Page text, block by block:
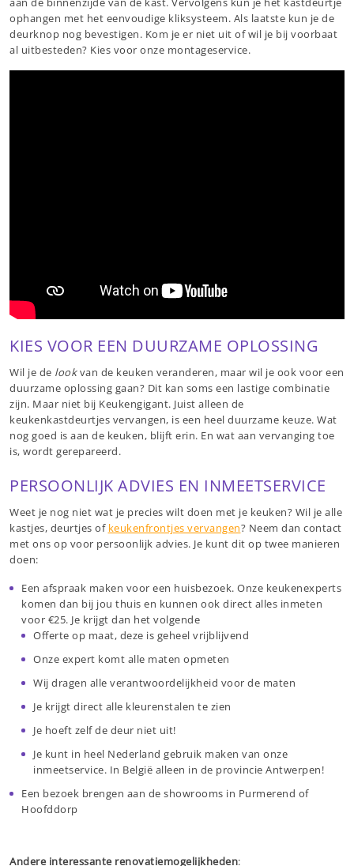
ophangen met het eenvoudige kliksysteem. Als laatste kun je de
deurknop nog bevestigen. Kom je er niet uit of wil je bij voorbaat
al uitbesteden? Kies voor onze montageservice.
KIES VOOR EEN DUURZAME OPLOSSING
Wil je de lookvan de keuken veranderen, maar wil je ook voor een
duurzame oplossing gaan? Dit kan soms een lastige combinatie
zijn. Maar niet bij Keukengigant. Juist alleen de
keukenkastdeurtjes vervangen, is een heel duurzame keuze. Wat
nog goed is aan de keuken, blijft erin. En wat aan vervanging toe
is, wordt gerepareerd.
PERSOONLIJK ADVIES EN INMEETSERVICE
Weet je nog niet wat je precies wilt doen met je keuken? Wil je alle
kastjes, deurtjes of keukenfrontjes vervangen? Neem dan contact
met ons op voor persoonlijk advies. Je kunt dit op twee manieren
doen:
Een afspraak maken voor een huisbezoek. Onze keukenexperts
komen dan bij jou thuis en kunnen ook direct alles inmeten
voor €25. Je krijgt dan het volgende
Offerte op maat, deze is geheel vrijblijvend
Onze expert komt alle maten opmeten
Wij dragen alle verantwoordelijkheid voor de maten
Je krijgt direct alle kleurenstalen te zien
Je hoeft zelf de deur niet uit!
Je kunt in heel Nederland gebruik maken van onze
inmeetservice. In België alleen in de provincie Antwerpen!
Een bezoek brengen aan de showrooms in Purmerend of
Hoofddorp
Andere interessante renovatiemogelijkheden: